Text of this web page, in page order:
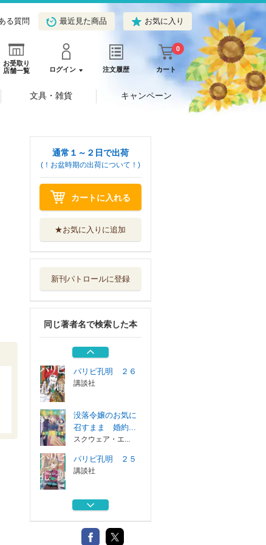
る質問 最近見た商品 お気に入り
お受取り
店舗一覧
ログイン 注文履歴 カート
0
文具・雑貨 キャンペーン
通常１～２日で出荷
(！お盆時期の出荷について！)
カートに入れる
★お気に入りに追加
新刊パトロールに登録
同じ著者名で検索した本
パリピ孔明 ２５
講談社
ＨＰ５ですけど自
秋田書店
没落令嬢のお気に
召すまま～婚約...
スクウェア・エ...
パリピ孔明 ２６
講談社
没落令嬢のお気に
召すまま 婚約...
スクウェア・エ...
パリピ孔明 ２５
講談社
ＨＰ５ですけど自
秋田書店